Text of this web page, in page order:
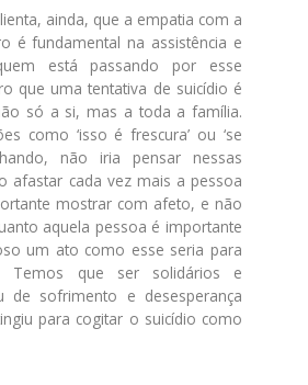
ainda, que a empatia com a
é fundamental na assistência e
está passando por esse
que uma tentativa de suicídio é
só a si, mas a toda a família.
como ‘isso é frescura’ ou ‘se
não iria pensar nessas
afastar cada vez mais a pessoa
mostrar com afeto, e não
aquela pessoa é importante
um ato como esse seria para
Temos que ser solidários e
de sofrimento e desesperança
para cogitar o suicídio como